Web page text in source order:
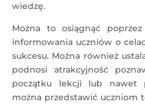
wiedzę.
Można to osiągnąć
informowania uczniów o
sukcesu. Można również
podnosi atrakcyjność
początku lekcji lub nawet
można przedstawić uczniom